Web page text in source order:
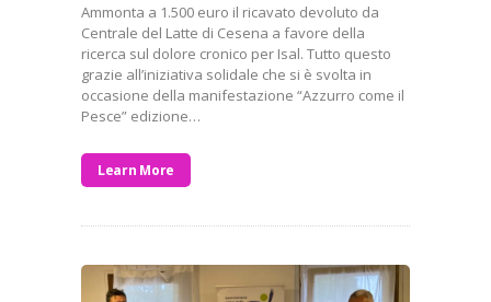
Ammonta a 1.500 euro il ricavato devoluto da
Centrale del Latte di Cesena a favore della
ricerca sul dolore cronico per Isal. Tutto questo
grazie all’iniziativa solidale che si è svolta in
occasione della manifestazione “Azzurro come il
Pesce” edizione…
Learn More